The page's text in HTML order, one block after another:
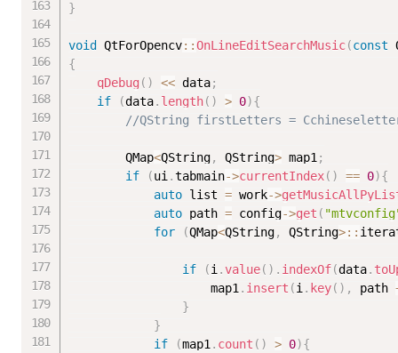
}
void QtForOpencv::OnLineEditSearchMusic(const
{
qDebug ( ) << data;
if
(data. length( ) > 0){
//QString firstLetters =
		QMap
<QString, QString> map1;
if
(ui.tabmain->currentIndex( ) == 0){
auto list = work->
auto path = config->get (
for
(QMap<QString, QString>::
if (i.value( ) . indexOf(data.
					map1
. insert (i. key( ) , path
}
}
if
(map1. count ( ) > 0){